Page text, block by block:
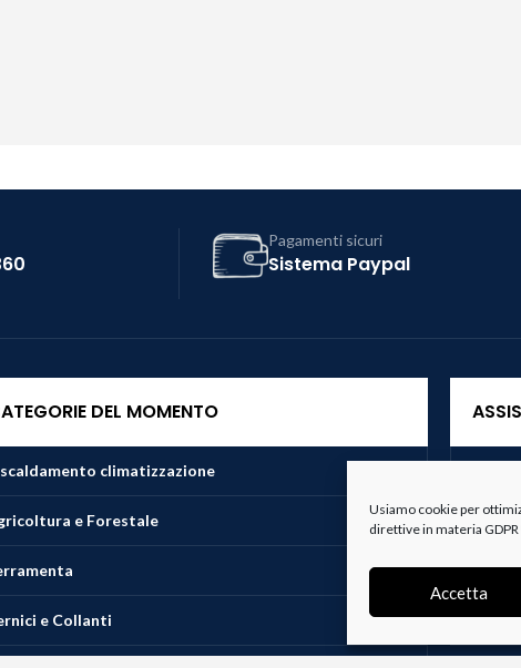
Usiamo cookie per
direttive in materia
Accetta
Pagamenti sicuri
Sistema Paypal
DEL MOMENTO
climatizzazione
e Forestale
e Collanti
Resi e